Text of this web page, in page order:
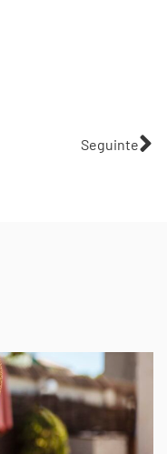
Seguinte